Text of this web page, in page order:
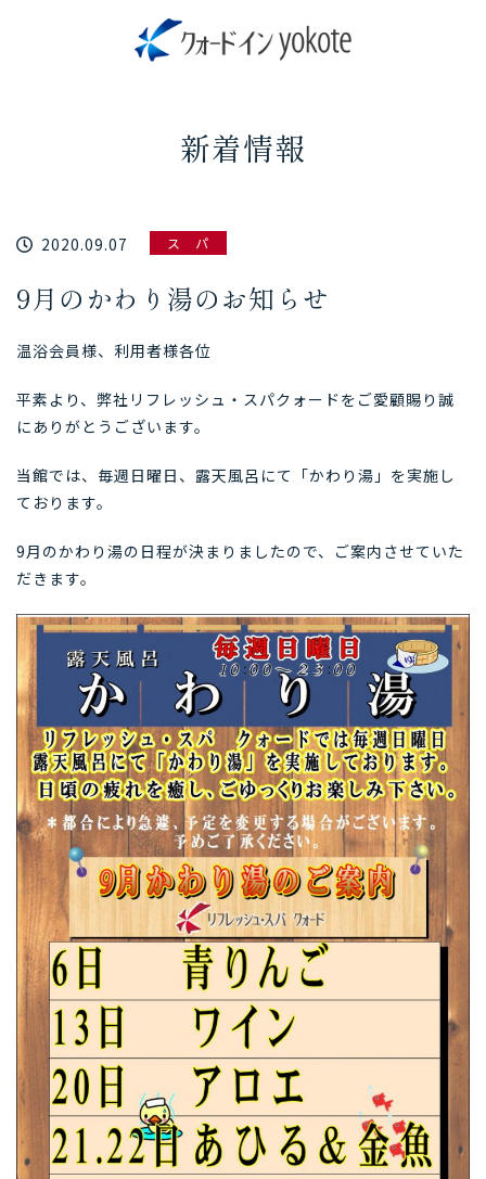
新着情報
2020.09.07 ス パ
9月のかわり湯のお知らせ
温浴会員様、利用者様各位
平素より、弊社リフレッシュ・スパクォードをご愛顧賜り誠
にありがとうございます。
当館では、毎週日曜日、露天風呂にて「かわり湯」を実施し
ております。
9月のかわり湯の日程が決まりましたので、ご案内させていた
だきます。